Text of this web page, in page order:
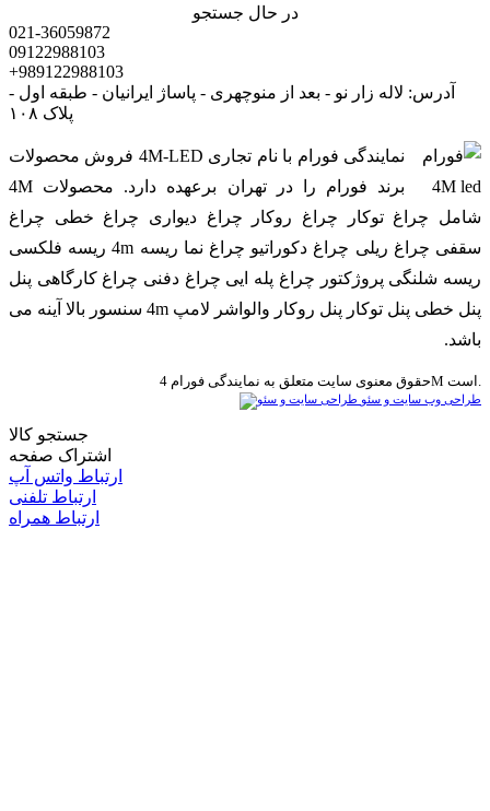
در حال جستجو
021-36059872
09122988103
+989122988103
آدرس: لاله زار نو - بعد از منوچهری - پاساژ ایرانیان - طبقه اول -
پلاک ۱۰۸
نمایندگی فورام با نام تجاری 4M-LED فروش محصولات
برند فورام را در تهران برعهده دارد. محصولات 4M
شامل چراغ توکار چراغ روکار چراغ دیواری چراغ خطی چراغ
سقفی چراغ ریلی چراغ دکوراتیو چراغ نما ریسه 4m ریسه فلکسی
ریسه شلنگی پروژکتور چراغ پله ایی چراغ دفنی چراغ کارگاهی پنل
پنل خطی پنل توکار پنل روکار والواشر لامپ 4m سنسور بالا آینه می
باشد.
طراحی وب سایت و سئو
جستجو کالا
اشتراک صفحه
ارتباط واتس آپ
ارتباط تلفنی
ارتباط همراه